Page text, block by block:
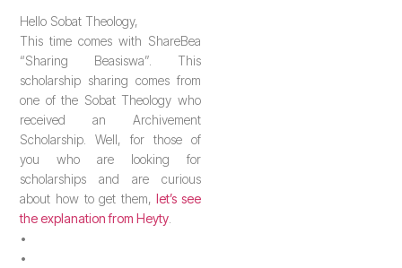
Hello Sobat Theology,
This time comes with ShareBea
“Sharing Beasiswa”. This
scholarship sharing comes from
one of the Sobat Theology who
received an Archivement
Scholarship. Well, for those of
you who are looking for
scholarships and are curious
about how to get them,let’s see
the explanation from Heyty
•
•